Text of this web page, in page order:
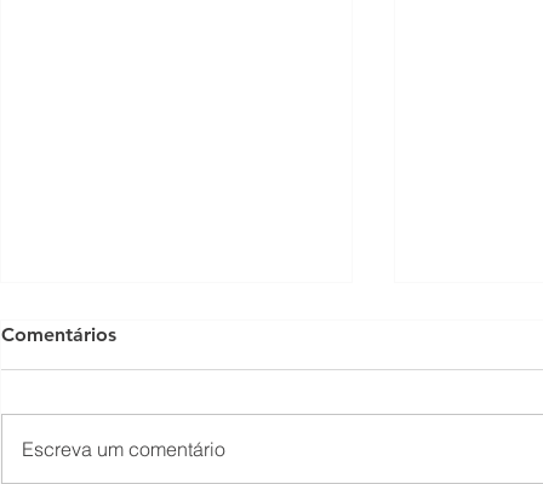
Comentários
Escreva um comentário